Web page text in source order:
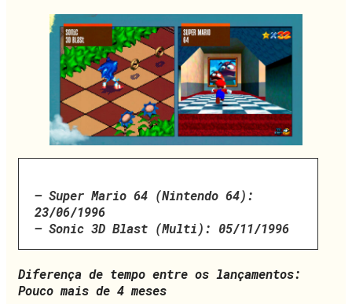
– Super Mario 64 (Nintendo 64):
23/06/1996
– Sonic 3D Blast (Multi): 05/11/1996
Diferença de tempo entre os lançamentos:
Pouco mais de 4 meses